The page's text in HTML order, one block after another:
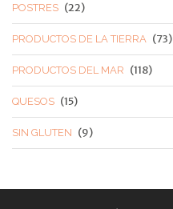
POSTRES (22)
PRODUCTOS DE LA TIERRA (73)
PRODUCTOS DEL MAR (118)
QUESOS (15)
SIN GLUTEN (9)